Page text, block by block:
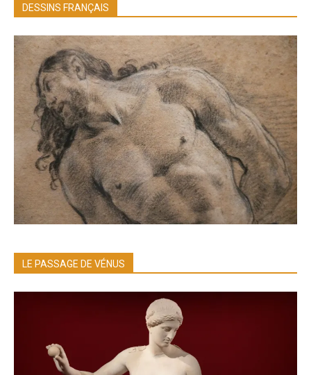
DESSINS FRANÇAIS
LE PASSAGE DE VÉNUS